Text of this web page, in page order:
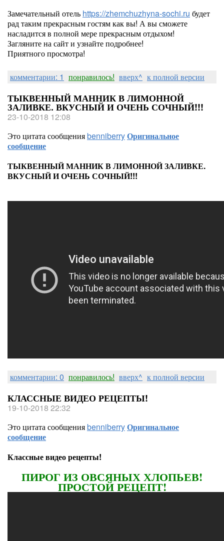
Замечательный отель https://zhemchuzhyna-sochi.ru будет
рад таким прекрасным гостям как вы! А вы сможете
насладится в полной мере прекрасным отдыхом!
Загляните на сайт и узнайте подробнее!
Приятного просмотра!
комментарии: 1 понравилось! вверх^ к полной версии
ТЫКВЕННЫЙ МАННИК В ЛИМОННОЙ
ЗАЛИВКЕ. ВКУСНЫЙ И ОЧЕНЬ СОЧНЫЙ!!!
23-10-2018 12:08
Это цитата сообщенияbenniberryОригинальное
сообщение
ТЫКВЕННЫЙ МАННИК В ЛИМОННОЙ ЗАЛИВКЕ.
ВКУСНЫЙ И ОЧЕНЬ СОЧНЫЙ!!!
комментарии: 0 понравилось! вверх^ к полной версии
КЛАССНЫЕ ВИДЕО РЕЦЕПТЫ!
19-10-2018 22:32
Это цитата сообщенияbenniberryОригинальное
сообщение
Классные видео рецепты!
ПИРОГ ИЗ ОВСЯНЫХ ХЛОПЬЕВ!
ПРОСТОЙ РЕЦЕПТ!